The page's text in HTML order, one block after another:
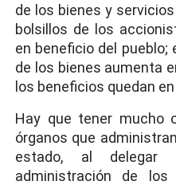
de los bienes y
bolsillos de los
en beneficio del
de los bienes aumenta
los beneficios quedan
Hay que tener mucho
órganos que
estado, al
administración de